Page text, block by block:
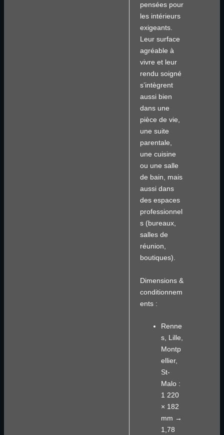
pensées pour
les intérieurs
exigeants.
Leur surface
agréable à
vivre et leur
rendu soigné
s’intègrent
aussi bien
dans une
pièce de vie,
une suite
parentale,
une cuisine
ou une salle
de bain, mais
aussi dans
des espaces
professionnel
s (bureaux,
salles de
réunion,
boutiques).
Dimensions &
conditionnem
ents :
Renne
s, Lille,
Montp
ellier,
St-
Malo :
1 220
× 182
mm →
1,78